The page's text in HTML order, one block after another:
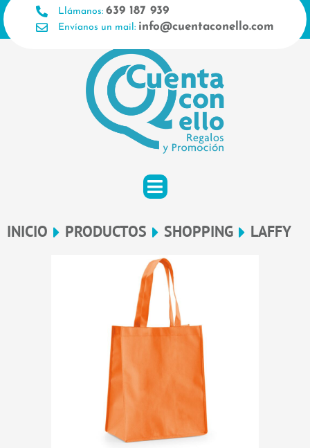
Ir
al
contenido
Llámanos: 639 187 939
Envíanos un mail: info@cuentaconello.com
INICIO PRODUCTOS SHOPPING LAFFY